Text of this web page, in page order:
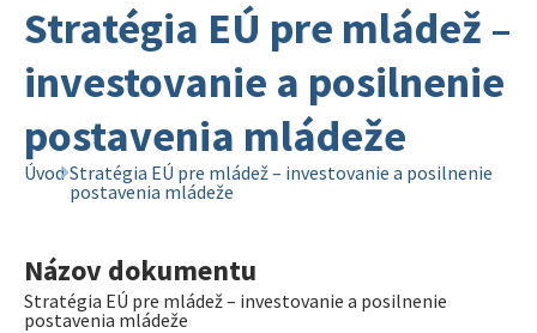
Stratégia EÚ pre mládež –
investovanie a posilnenie
postavenia mládeže
Úvod Stratégia EÚ pre mládež – investovanie a posilnenie
postavenia mládeže
Názov dokumentu
Stratégia EÚ pre mládež – investovanie a posilnenie
postavenia mládeže